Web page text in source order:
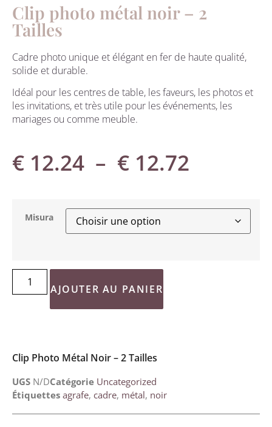
Clip photo métal noir – 2
Tailles
Cadre photo unique et élégant en fer de haute qualité,
solide et durable.
Idéal pour les centres de table, les faveurs, les photos et
les invitations, et très utile pour les événements, les
mariages ou comme meuble.
€ 12.24 – € 12.72
Misura
AJOUTER AU PANIER
Clip Photo Métal Noir – 2 Tailles
UGS N/DCatégorie Uncategorized
Étiquettes agrafe, cadre, métal, noir